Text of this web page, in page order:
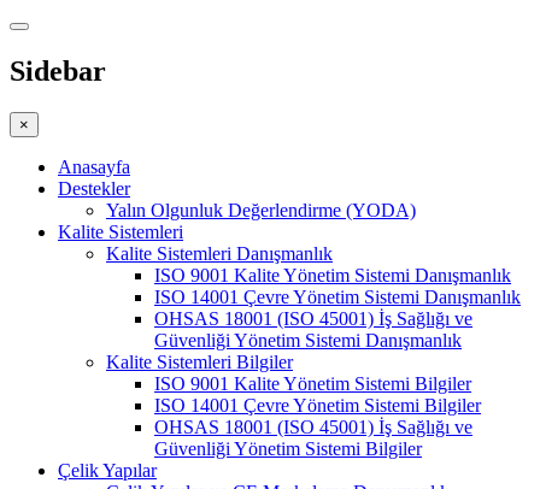
Sidebar
×
Anasayfa
Destekler
Yalın Olgunluk Değerlendirme (YODA)
Kalite Sistemleri
Kalite Sistemleri Danışmanlık
ISO 9001 Kalite Yönetim Sistemi Danışmanlık
ISO 14001 Çevre Yönetim Sistemi Danışmanlık
OHSAS 18001 (ISO 45001) İş Sağlığı ve
Güvenliği Yönetim Sistemi Danışmanlık
Kalite Sistemleri Bilgiler
ISO 9001 Kalite Yönetim Sistemi Bilgiler
ISO 14001 Çevre Yönetim Sistemi Bilgiler
OHSAS 18001 (ISO 45001) İş Sağlığı ve
Güvenliği Yönetim Sistemi Bilgiler
Çelik Yapılar